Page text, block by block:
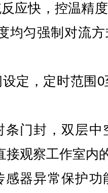
应快，控温精
均匀强制对流
定，定时范围
条门封，双层
接观察工作室内
感器异常保护